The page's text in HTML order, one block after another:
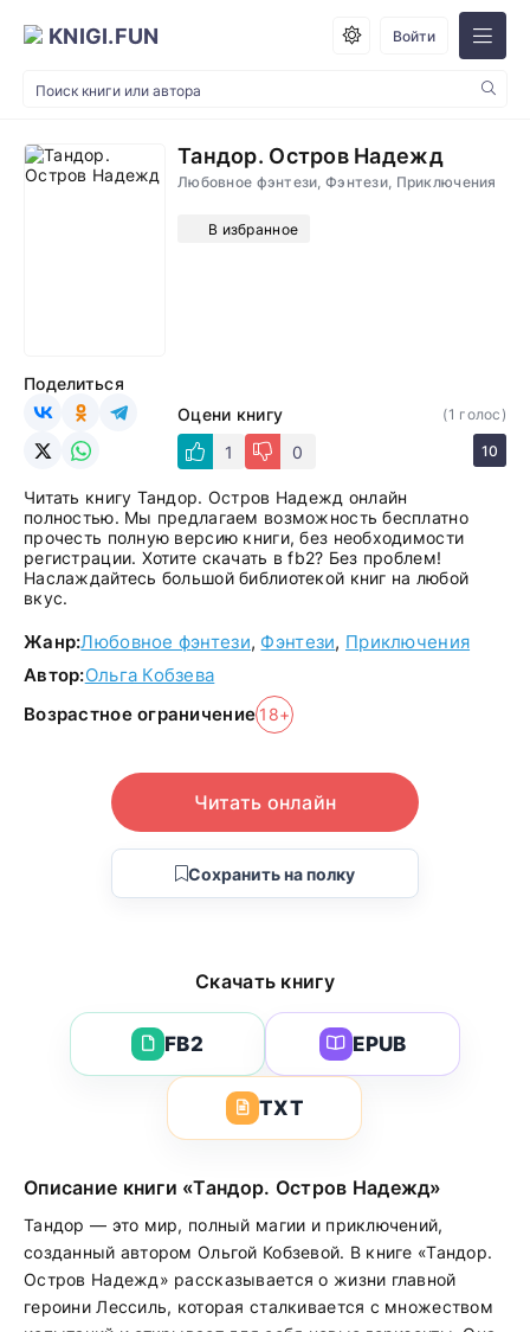
KNIGI.FUN Войти
Тандор. Остров Надежд
Любовное фэнтези, Фэнтези, Приключения
В избранное
Оцени книгу
1
0
(1 голос)
10
Поделиться
Читать книгу Тандор. Остров Надежд онлайн
полностью. Мы предлагаем возможность бесплатно
прочесть полную версию книги, без необходимости
регистрации. Хотите скачать в fb2? Без проблем!
Наслаждайтесь большой библиотекой книг на любой
вкус.
Жанр:Любовное фэнтези, Фэнтези, Приключения
Автор:Ольга Кобзева
Возрастное ограничение 18+
Читать онлайн
Сохранить на полку
Скачать книгу
FB2 EPUB
TXT
Описание книги «Тандор. Остров Надежд»
Тандор — это мир, полный магии и приключений,
созданный автором Ольгой Кобзевой. В книге «Тандор.
Остров Надежд» рассказывается о жизни главной
героини Лессиль, которая сталкивается с множеством